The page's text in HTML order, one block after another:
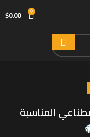
0
$0.00
المناسبة